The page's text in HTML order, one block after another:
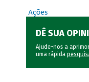
Ações
DÊ SUA
Ajude-nos a
uma rápida